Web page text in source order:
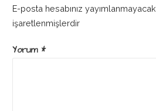
E-posta hesabınız yayımlanmayacak.
işaretlenmişlerdir
Yorum *